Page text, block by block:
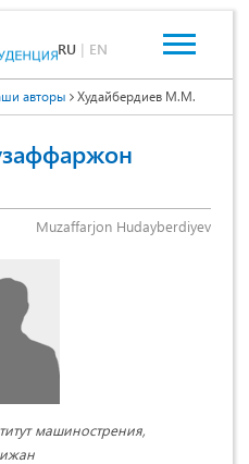
RU | EN
авторы Худайбердиев М.М.
Muzaffarjon Hudayberdiyev
машинострения,